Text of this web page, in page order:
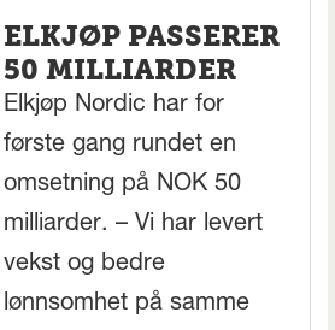
ELKJØP PASSERER
50 MILLIARDER
Elkjøp Nordic har for
første gang rundet en
omsetning på NOK 50
milliarder. – Vi har levert
vekst og bedre
lønnsomhet på samme